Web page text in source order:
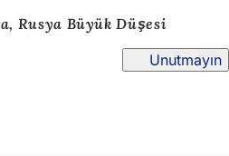
Rusya Büyük Düşesi
Unutmayın